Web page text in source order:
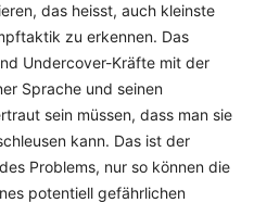
das heisst, auch kleinste
zu erkennen. Das
Undercover-Kräfte mit der
Sprache und seinen
sein müssen, dass man sie
kann. Das ist der
Problems, nur so können die
potentiell gefährlichen